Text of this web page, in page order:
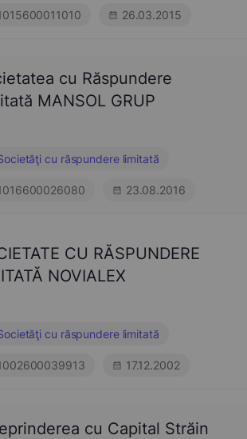
26.03.2015
cu Răspundere
MANSOL GRUP
cu răspundere limitată
23.08.2016
CU RĂSPUNDERE
NOVIALEX
cu răspundere limitată
17.12.2002
cu Capital Străin